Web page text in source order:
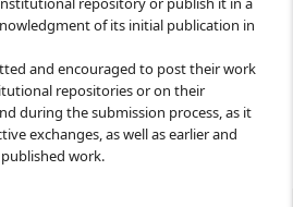
of its initial publication in
and encouraged to post their work
repositories or on their
during the submission process, as it
exchanges, as well as earlier and
work.